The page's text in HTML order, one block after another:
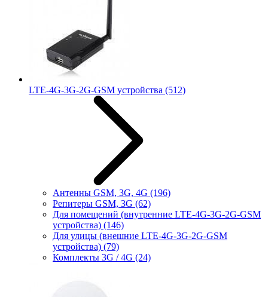
LTE-4G-3G-2G-GSM устройства (512)
Антенны GSM, 3G, 4G (196)
Репитеры GSM, 3G (62)
Для помещений (внутренние LTE-4G-3G-2G-GSM
устройства) (146)
Для улицы (внешние LTE-4G-3G-2G-GSM
устройства) (79)
Комплекты 3G / 4G (24)